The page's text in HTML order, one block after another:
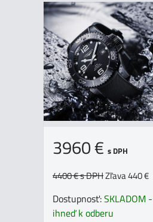
3960 € s DPH
4400 €s DPHZľava 440 €
Dostupnosť:SKLADOM -
ihneď k odberu